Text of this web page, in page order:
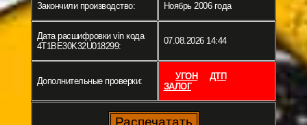
Закончили производство: Ноябрь 2006 года
Дата расшифровки vin кода
4T1BE30K32U018299:
07.08.2026 14:44
Дополнительные проверки: УГОН
ДТП
ЗАЛОГ